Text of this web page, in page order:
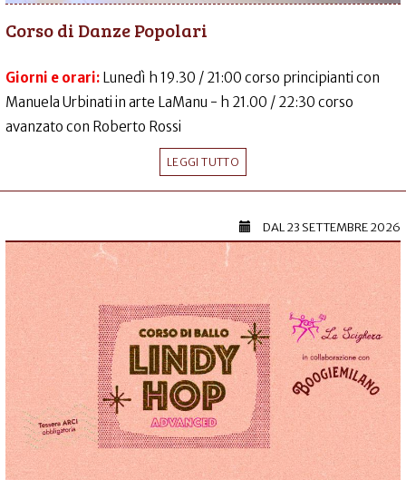
Corso di Danze Popolari
Giorni e orari: Lunedì h 19.30 / 21:00 corso principianti con
Manuela Urbinati in arte LaManu - h 21.00 / 22:30 corso
avanzato con Roberto Rossi
LEGGI TUTTO
DAL23 SETTEMBRE 2026